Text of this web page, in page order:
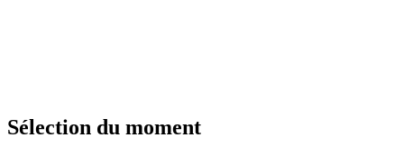
Sélection du moment